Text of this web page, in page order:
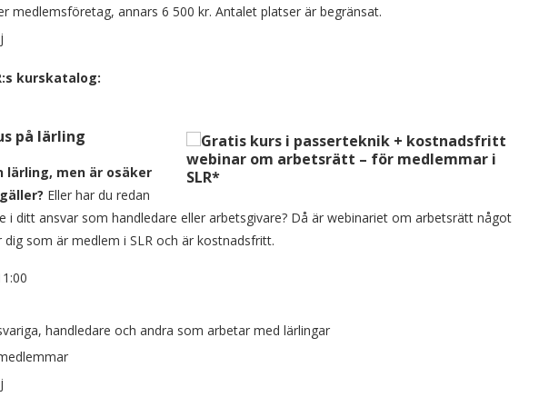
medlemsföretag, annars 6 500 kr. Antalet platser är begränsat.
kurskatalog:
på lärling
lärling, men är osäker
Eller har du redan
i ditt ansvar som handledare eller arbetsgivare? Då är webinariet om arbetsrätt något
som är medlem i SLR och är kostnadsfritt.
handledare och andra som arbetar med lärlingar